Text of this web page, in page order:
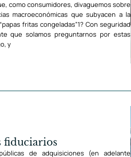
como consumidores, divaguemos sobre
macroeconómicas que subyacen a la
fritas congeladas”1? Con seguridad
que solamos preguntarnos por estas
y
fiduciarios
de adquisiciones (en adelante